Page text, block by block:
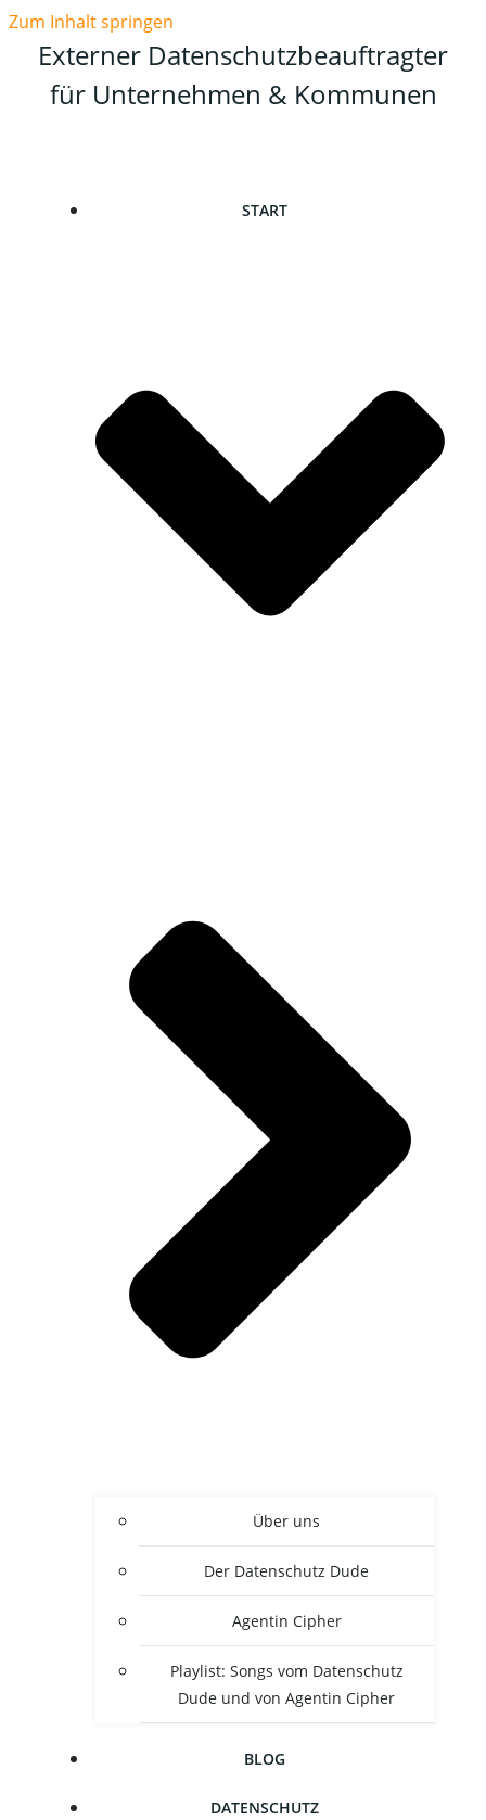
Zum Inhalt springen
Externer Datenschutzbeauftragter
für Unternehmen & Kommunen
START
Über uns
Der Daten­schutz Dude
Agen­tin Cipher
Play­list: Songs vom Daten­schutz
Dude und von Agen­tin Cipher
BLOG
DATEN­SCHUTZ